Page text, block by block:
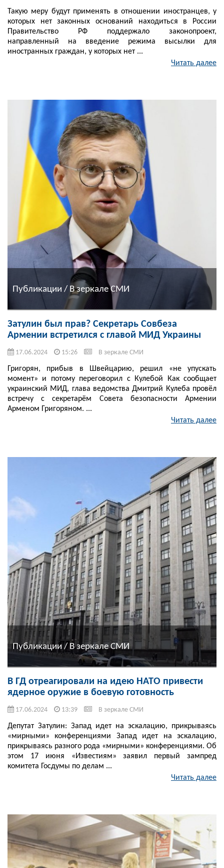
Такую меру будут применять в отношении иностранцев, у
которых нет законных оснований находиться в России
Правительство РФ поддержало законопроект,
направленный на введение режима высылки для
иностранных граждан, у которых нет ...
Читать далее
Публикации / В зеркале СМИ
Затулин был прав? Секретарь Совбеза
Армении встретился с главой МИД Украины
17.06.2024 15:26 В зеркале СМИ
Григорян, прибыв в Швейцарию, решил «не упускать
момент» и потому переговорил с Кулебой Как сообщает
украинский МИД, глава ведомства Дмитрий Кулеба провёл
встречу с секретарём Совета безопасности Армении
Арменом Григоряном. ...
Читать далее
Публикации / В зеркале СМИ
В ГД отреагировали на идею НАТО привести
ядерное оружие в боевую готовность
17.06.2024 13:39 В зеркале СМИ
Депутат Затулин: Запад идет на эскалацию, прикрываясь
«мирными» конференциями Запад идет на эскалацию,
прикрываясь разного рода «мирными» конференциями. Об
этом 17 июня «Известиям» заявил первый зампред
комитета Госдумы по делам ...
Читать далее